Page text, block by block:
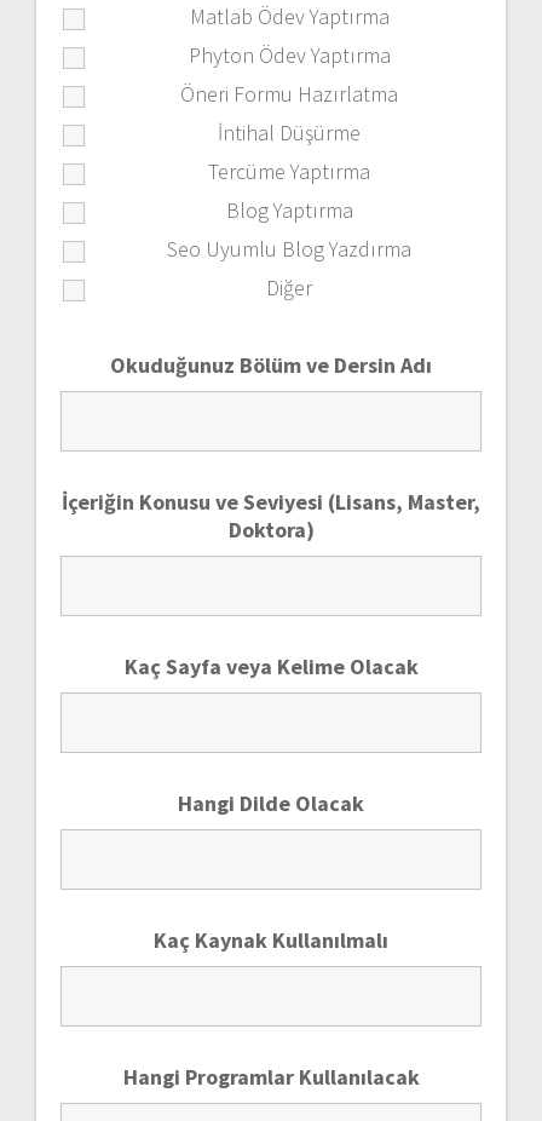
Matlab Ödev Yaptırma
Phyton Ödev Yaptırma
Öneri Formu Hazırlatma
İntihal Düşürme
Tercüme Yaptırma
Blog Yaptırma
Seo Uyumlu Blog Yazdırma
Diğer
Okuduğunuz Bölüm ve Dersin Adı
İçeriğin Konusu ve Seviyesi (Lisans, Master,
Doktora)
Kaç Sayfa veya Kelime Olacak
Hangi Dilde Olacak
Kaç Kaynak Kullanılmalı
Hangi Programlar Kullanılacak